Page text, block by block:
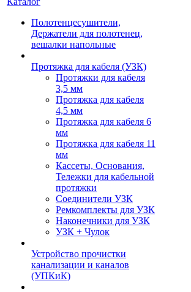
Полотенцесушители,
Держатели для полотенец,
вешалки напольные
Протяжка для кабеля (УЗК)
Протяжки для кабеля
3,5 мм
Протяжка для кабеля
4,5 мм
Протяжка для кабеля 6
мм
Протяжка для кабеля 11
мм
Кассеты, Основания,
Тележки для кабельной
протяжки
Соединители УЗК
Ремкомплекты для УЗК
Наконечники для УЗК
УЗК + Чулок
Устройство прочистки
канализации и каналов
(УПКиК)